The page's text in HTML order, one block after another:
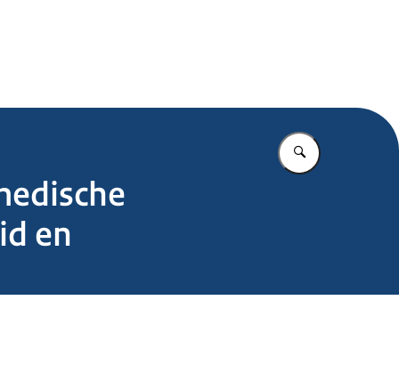
Vul in wat u
en